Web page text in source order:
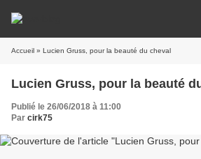
Accueil » Lucien Gruss, pour la beauté du cheval
Lucien Gruss, pour la beauté
Publié le 26/06/2018 à 11:00
Par cirk75